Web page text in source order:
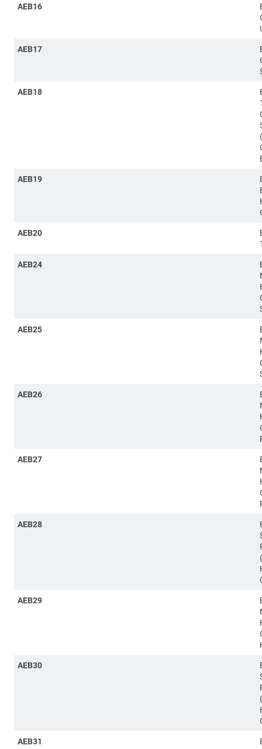
AEB16
AEB17
AEB18
AEB19
AEB20
AEB24
AEB25
AEB26
AEB27
AEB28
AEB29
AEB30
AEB31